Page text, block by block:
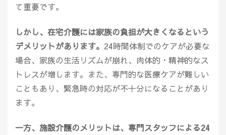
て重要です。
しかし、在宅介護には家族の負担が大きくなるという
デメリットがあります。 24時間体制でのケアが必要な
場合、家族の生活リズムが崩れ、肉体的・精神的なス
トレスが増します。また、専門的な医療ケアが難しい
こともあり、緊急時の対応が不十分になることがあり
ます。
一方、施設介護のメリットは、専門スタッフによる24